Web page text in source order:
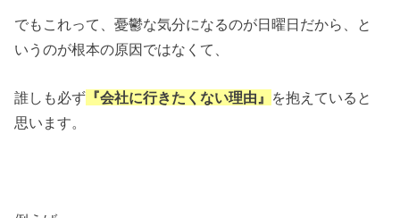
でもこれって、憂鬱な気分になるのが日曜日だから、と
いうのが根本の原因ではなくて、
誰しも必ず 『会社に行きたくない理由』 を抱えていると
思います。